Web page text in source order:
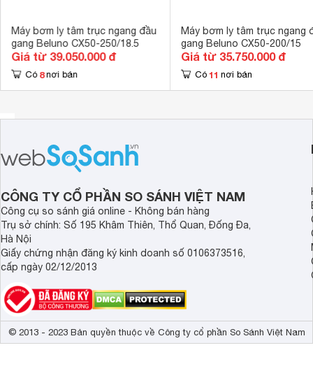
Máy bơm ly tâm trục ngang đầu
gang Beluno CX50-250/18.5
Giá từ 39.050.000 đ
Có 8 nơi bán
Máy bơm ly tâm trục ngang
gang Beluno CX50-200/15
Giá từ 35.750.000 đ
Có 11 nơi bán
CÔNG TY CỔ PHẦN SO SÁNH VIỆT NAM
Công cụ so sánh giá online - Không bán hàng
Trụ sở chính: Số 195 Khâm Thiên, Thổ Quan, Đống Đa,
Hà Nội
Giấy chứng nhận đăng ký kinh doanh số 0106373516,
cấp ngày 02/12/2013
© 2013 - 2023 Bản quyền thuộc về Công ty cổ phần So Sánh Việt Nam